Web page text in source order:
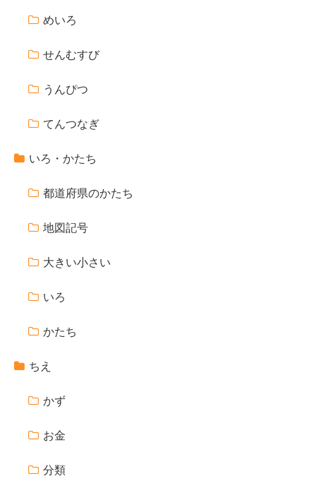
めいろ
せんむすび
うんぴつ
てんつなぎ
いろ・かたち
都道府県のかたち
地図記号
大きい小さい
いろ
かたち
ちえ
かず
お金
分類